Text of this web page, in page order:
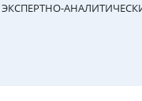
ЭКСПЕРТНО-